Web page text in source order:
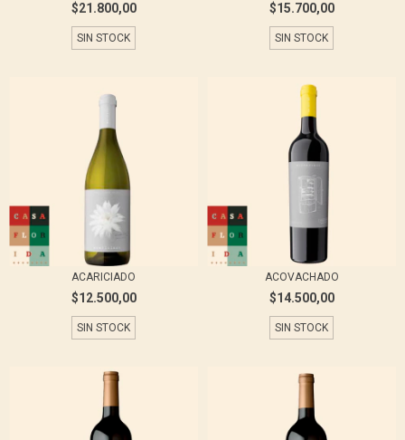
$21.800,00
SIN STOCK
$15.700,00
SIN STOCK
ACARICIADO
$12.500,00
SIN STOCK
ACOVACHADO
$14.500,00
SIN STOCK